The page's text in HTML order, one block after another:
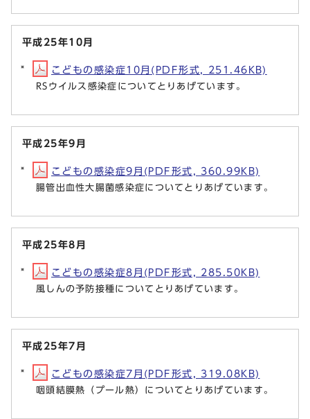
平成25年10月
こどもの感染症10月(PDF形式, 251.46KB)
RSウイルス感染症についてとりあげています。
平成25年9月
こどもの感染症9月(PDF形式, 360.99KB)
腸管出血性大腸菌感染症についてとりあげています。
平成25年8月
こどもの感染症8月(PDF形式, 285.50KB)
風しんの予防接種についてとりあげています。
平成25年7月
こどもの感染症7月(PDF形式, 319.08KB)
咽頭結膜熱（プール熱）についてとりあげています。